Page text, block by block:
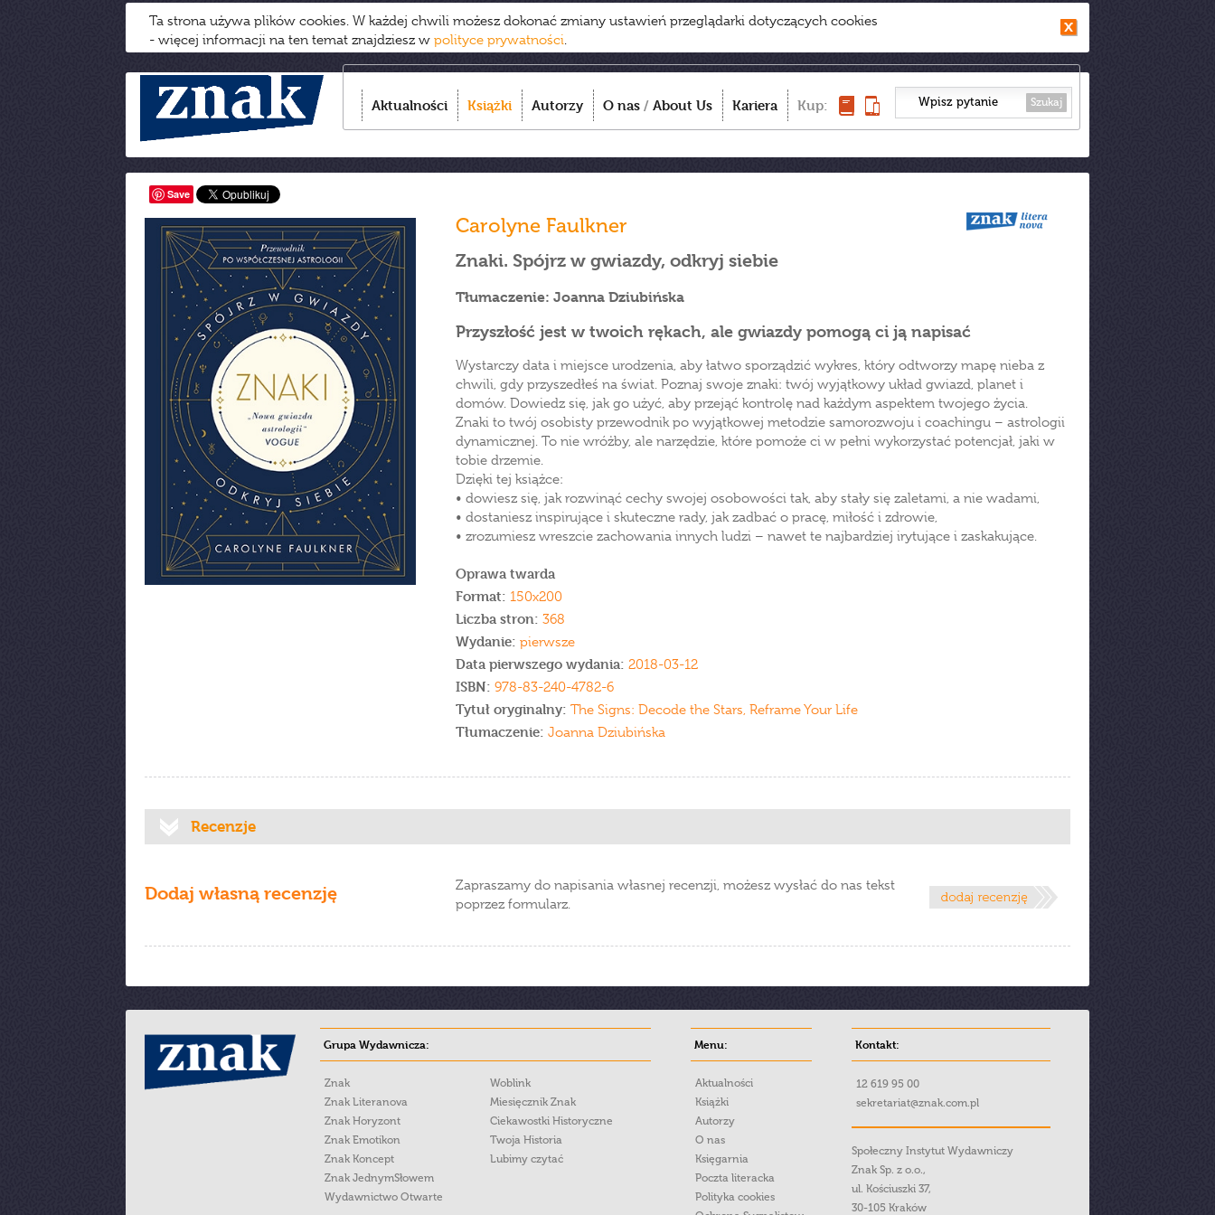
Ta strona używa plików cookies. W każdej chwili możesz dokonać zmiany ustawień przeglądarki dotyczących cookies
- więcej informacji na ten temat znajdziesz w polityce prywatności.
Aktualności Książki Autorzy O nas / About Us Kariera Kup: Szukaj
Save
Carolyne Faulkner
Znaki. Spójrz w gwiazdy, odkryj siebie
Tłumaczenie: Joanna Dziubińska
Przyszłość jest w twoich rękach, ale gwiazdy pomogą ci ją napisać
Wystarczy data i miejsce urodzenia, aby łatwo sporządzić wykres, który odtworzy mapę nieba z
chwili, gdy przyszedłeś na świat. Poznaj swoje znaki: twój wyjątkowy układ gwiazd, planet i
domów. Dowiedz się, jak go użyć, aby przejąć kontrolę nad każdym aspektem twojego życia.
Znaki to twój osobisty przewodnik po wyjątkowej metodzie samorozwoju i coachingu – astrologii
dynamicznej. To nie wróżby, ale narzędzie, które pomoże ci w pełni wykorzystać potencjał, jaki w
tobie drzemie.
Dzięki tej książce:
• dowiesz się, jak rozwinąć cechy swojej osobowości tak, aby stały się zaletami, a nie wadami,
• dostaniesz inspirujące i skuteczne rady, jak zadbać o pracę, miłość i zdrowie,
• zrozumiesz wreszcie zachowania innych ludzi – nawet te najbardziej irytujące i zaskakujące.
Oprawa twarda
Format: 150x200
Liczba stron: 368
Wydanie: pierwsze
Data pierwszego wydania: 2018-03-12
ISBN: 978-83-240-4782-6
Tytuł oryginalny: The Signs: Decode the Stars, Reframe Your Life
Tłumaczenie: Joanna Dziubińska
Recenzje
Dodaj własną recenzję
Zapraszamy do napisania własnej recenzji, możesz wysłać do nas tekst
poprzez formularz.
Grupa Wydawnicza:
Znak
Znak Literanova
Znak Horyzont
Znak Emotikon
Znak Koncept
Znak JednymSłowem
Wydawnictwo Otwarte
Woblink
Miesięcznik Znak
Ciekawostki Historyczne
Twoja Historia
Lubimy czytać
Menu:
Aktualności
Książki
Autorzy
O nas
Księgarnia
Poczta literacka
Polityka cookies
Kontakt:
12 619 95 00
sekretariat@znak.com.pl
Społeczny Instytut Wydawniczy
Znak Sp. z o.o.,
ul. Kościuszki 37,
30-105 Kraków